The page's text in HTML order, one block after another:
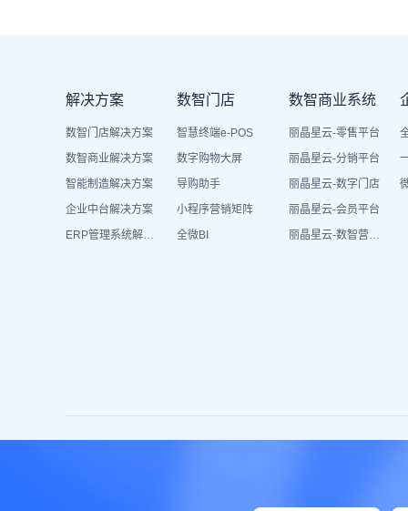
解决方案
数智门店解决方案
数智商业解决方案
智能制造解决方案
企业中台解决方案
数智门店
智慧终端e-POS
数字购物大屏
导购助手
小程序营销矩阵
全微BI
数智商业系统
丽晶星云-零售平台
丽晶星云-分销平台
丽晶星云-数字门店
丽晶星云-会员平台
丽晶星云-数智营销活动